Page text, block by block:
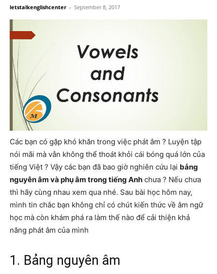
letstalkenglishcenter - September 8, 2017
Các bạn có gặp khó khăn trong việc phát âm ? Luyện tập
nói mãi mà vẫn không thể thoát khỏi cái bóng quá lớn của
tiếng Việt ? Vậy các bạn đã bao giờ nghiên cứu lại bảng
nguyên âm và phụ âm trong tiếng Anh chưa ? Nếu chưa
thì hãy cùng nhau xem qua nhé. Sau bài học hôm nay,
mình tin chắc bạn không chỉ có chút kiến thức về âm ngữ
học mà còn khám phá ra làm thế nào để cải thiện khả
năng phát âm của mình
1. Bảng nguyên âm